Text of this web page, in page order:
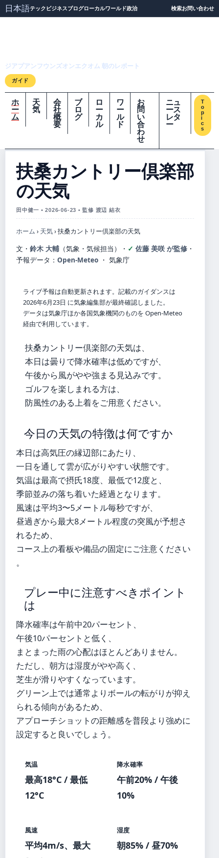
日本語テック ビジネスブログローカルワールド政治 検索お問い合わせ
ジアプアンフウンズオンエクオム 朝のレポート
ガイド
ホ
ー
ム
天
気
会
社
概
要
ブ
ロ
グ
ロ
ー
カ
ル
ワ
ー
ル
ド
お
問
い
合
わ
せ
ニュ
ース
レタ
ー
T
o
p
i
c
s
扶桑カントリー倶楽部
の天気
田中健一 • 2026-06-23 • 監修 渡辺 結衣
ホーム › 天気›扶桑カントリー倶楽部の天気
文・ 鈴木 大輔 （気象・気候担当） ・ 佐藤 美咲 が監修 ・
予報データ： Open-Meteo ・ 気象庁
ライブ予報は自動更新されます。記載のガイダンスは
2026年6月23日 に気象編集部が最終確認しました。
データは気象庁ほか各国気象機関のものを Open-Meteo
経由で利用しています。
扶桑カントリー倶楽部の天気は、
本日は曇りで降水確率は低めですが、
午後から風がやや強まる見込みです。
ゴルフを楽しまれる方は、
防風性のある上着をご用意ください。
今日の天気の特徴は何ですか
本日は高気圧の縁辺部にあたり、
一日を通して雲が広がりやすい状態です。
気温は最高で摂氏18度、最低で12度と、
季節並みの落ち着いた経過となります。
風速は平均3〜5メートル毎秒ですが、
昼過ぎから最大8メートル程度の突風が予想さ
れるため、
コース上の看板や備品の固定にご注意ください
。
プレー中に注意すべきポイント
は
降水確率は午前中20パーセント、
午後10パーセントと低く、
まとまった雨の心配はほとんどありません。
ただし、朝方は湿度がやや高く、
芝生が滑りやすくなっています。
グリーン上では通常よりボールの転がりが抑え
られる傾向があるため、
アプローチショットの距離感を普段より強めに
設定すると良いでしょう。
気温
最高18°C / 最低
12°C
降水確率
午前20% / 午後
10%
風速
平均4m/s、最大
湿度
朝85% / 昼70%